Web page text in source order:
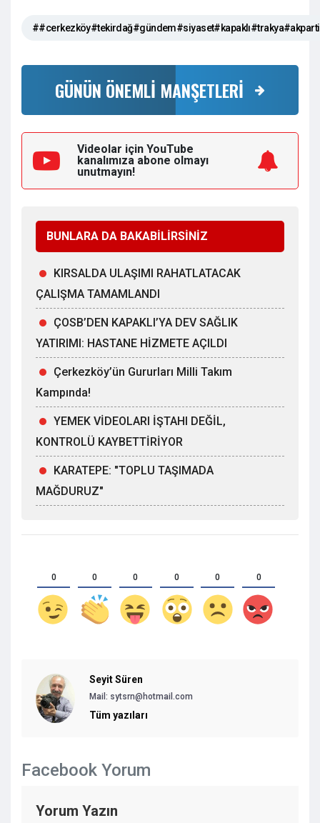
GÜNÜN ÖNEMLİ MANŞETLERİ
Videolar için YouTube
kanalımıza abone olmayı
unutmayın!
BUNLARA DA BAKABİLİRSİNİZ
KIRSALDA ULAŞIMI RAHATLATACAK
ÇALIŞMA TAMAMLANDI
ÇOSB’DEN KAPAKLI’YA DEV SAĞLIK
YATIRIMI: HASTANE HİZMETE AÇILDI
Çerkezköy’ün Gururları Milli Takım
Kampında!
YEMEK VİDEOLARI İŞTAHI DEĞİL,
KONTROLÜ KAYBETTİRİYOR
KARATEPE: "TOPLU TAŞIMADA
MAĞDURUZ"
0 0 0 0 0 0
Seyit Süren
Mail: sytsrn@hotmail.com
Tüm yazıları
Facebook Yorum
Yorum Yazın